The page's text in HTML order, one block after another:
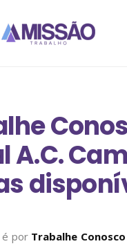
A.C.
é por Trabalhe